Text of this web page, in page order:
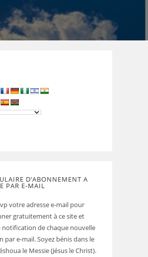
D’ABONNEMENT A
PAR E-MAIL
votre adresse e-mail pour
gratuitement à ce site et
notification de chaque nouvelle
par e-mail. Soyez bénis dans le
le Messie (Jésus le Christ).